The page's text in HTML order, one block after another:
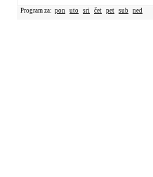
Program za: pon uto sri čet pet sub ned